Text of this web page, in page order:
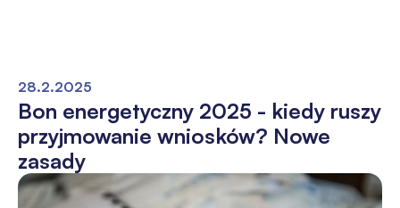
28.2.2025
Bon energetyczny 2025 - kiedy ruszy
przyjmowanie wniosków? Nowe
zasady